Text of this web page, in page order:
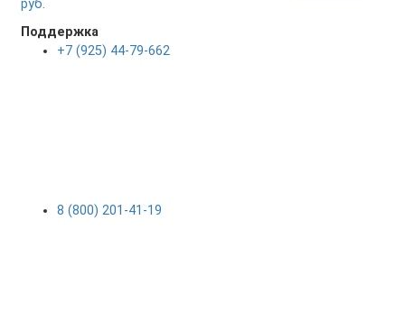
руб.
Поддержка
+7 (925) 44-79-662
8 (800) 201-41-19